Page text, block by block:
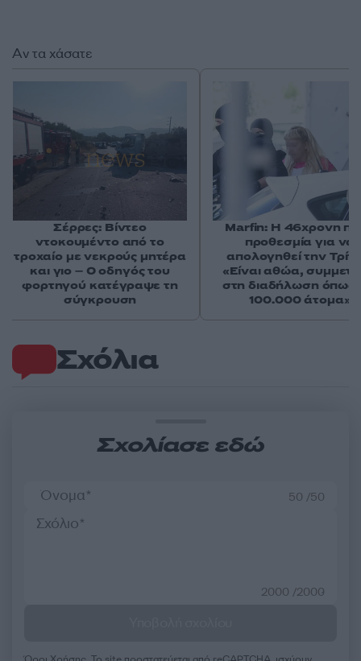
Σχόλια
Σχολίασε εδώ
50 /50
2000 /2000
Αν τα χάσατε
Σέρρες: Βίντεο
ντοκουμέντο από το
τροχαίο με νεκρούς μητέρα
και γιο – Ο οδηγός του
φορτηγού κατέγραψε τη
σύγκρουση
Marfin: Η 46χρονη
προθεσμία για να
απολογηθεί την
«Είναι αθώα,
στη διαδήλωση όπως
100.000 άτομα»